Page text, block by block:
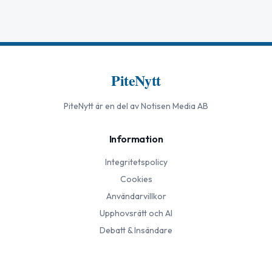
PiteNytt
PiteNyttär en del av Notisen Media AB
Information
Integritetspolicy
Cookies
Användarvillkor
Upphovsrätt och AI
Debatt & Insändare